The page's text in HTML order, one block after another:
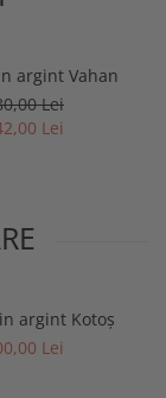
argint Vahan
Lei
Lei
argint Kotoș
Lei